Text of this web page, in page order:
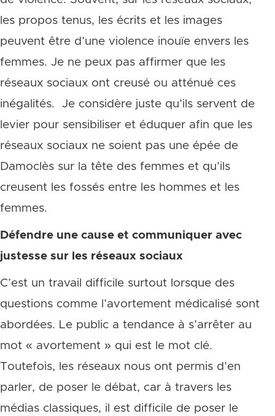
les propos tenus, les écrits et les images
peuvent être d’une violence inouïe envers les
femmes. Je ne peux pas affirmer que les
réseaux sociaux ont creusé ou atténué ces
inégalités. Je considère juste qu’ils servent de
levier pour sensibiliser et éduquer afin que les
réseaux sociaux ne soient pas une épée de
Damoclès sur la tête des femmes et qu’ils
creusent les fossés entre les hommes et les
femmes.
Défendre une cause et communiquer avec
justesse sur les réseaux sociaux
C’est un travail difficile surtout lorsque des
questions comme l’avortement médicalisé sont
abordées. Le public a tendance à s’arrêter au
mot « avortement » qui est le mot clé.
Toutefois, les réseaux nous ont permis d’en
parler, de poser le débat, car à travers les
médias classiques, il est difficile de poser le